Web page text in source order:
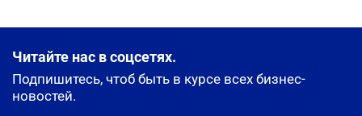
Читайте нас в соцсетях.
Подпишитесь, чтоб быть в курсе всех бизнес-
новостей.